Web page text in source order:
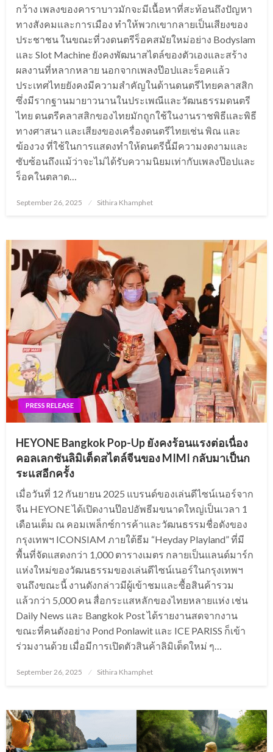
กว้าง เพลงของคาราบาวมักจะมีเนื้อหาที่สะท้อนถึงปัญหา
ทางสังคมและการเมือง ทำให้พวกเขากลายเป็นเสียงของ
ประชาชน ในขณะที่วงดนตรีร็อคสมัยใหม่อย่าง Bodyslam
และ Slot Machine ยังคงพัฒนาสไตล์ของตัวเองและสร้าง
ผลงานที่หลากหลาย นอกจากเพลงป๊อปและร็อคแล้ว
ประเทศไทยยังคงมีความสำคัญในด้านดนตรีไทยคลาสสิก
ซึ่งมีรากฐานมายาวนานในประเพณีและวัฒนธรรมดนตรี
ไทย ดนตรีคลาสสิกของไทยมักถูกใช้ในงานราชพิธีและพิธี
ทางศาสนา และเสียงของเครื่องดนตรีไทยเช่น พิณ และ
ฆ้องวง ที่ใช้ในการแสดงทำให้ดนตรีนี้มีความงดงามและ
ซับซ้อนถึงแม้ว่าจะไม่ได้รับความนิยมเท่ากับเพลงป๊อปและ
ร็อคในตลาด…
Posted
September 26, 2025 Sithira Khamphet
PRESS RELEASE
HEYONE Bangkok Pop-Up ยังคงร้อนแรงต่อเนื่อง
คอลเลกชันลิมิเต็ดสไตล์จีนของ MIMI กลับมาเป็นก
ระแสอีกครั้ง
เมื่อวันที่ 12 กันยายน 2025 แบรนด์ของเล่นดีไซน์เนอร์จาก
จีน HEYONE ได้เปิดงานป๊อปอัพธีมขนาดใหญ่เป็นเวลา 1
เดือนเต็ม ณ คอมเพล็กซ์การค้าและวัฒนธรรมชื่อดังของ
กรุงเทพฯ ICONSIAM ภายใต้ธีม “Heyday Playland” ที่มี
พื้นที่จัดแสดงกว่า 1,000 ตารางเมตร กลายเป็นแลนด์มาร์ก
แห่งใหม่ของวัฒนธรรมของเล่นดีไซน์เนอร์ในกรุงเทพฯ
จนถึงขณะนี้ งานดังกล่าวมีผู้เข้าชมและซื้อสินค้ารวม
แล้วกว่า 5,000 คน สื่อกระแสหลักของไทยหลายแห่ง เช่น
Daily News และ Bangkok Post ได้รายงานสดจากงาน
ขณะที่คนดังอย่าง Pond Ponlawit และ ICE PARISS ก็เข้า
ร่วมงานด้วย เมื่อมีการเปิดตัวสินค้าลิมิเต็ดใหม่ ๆ…
Posted
September 26, 2025 Sithira Khamphet